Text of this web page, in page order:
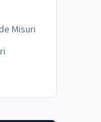
Misuri